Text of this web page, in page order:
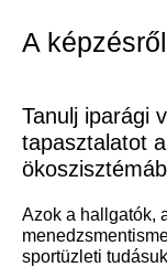
A képzésről
Tanulj iparági
tapasztalatot
Azok a hallgatók,
sportüzleti